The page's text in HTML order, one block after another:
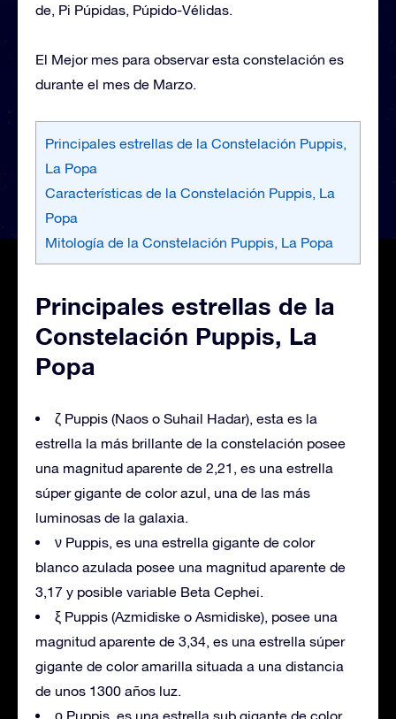
de, Pi Púpidas, Púpido-Vélidas.
El Mejor mes para observar esta constelación es
durante el mes de Marzo.
Principales estrellas de la Constelación Puppis,
La Popa
Características de la Constelación Puppis, La
Popa
Mitología de la Constelación Puppis, La Popa
Principales estrellas de la
Constelación Puppis, La
Popa
ζ Puppis (Naos o Suhail Hadar), esta es la
estrella la más brillante de la constelación posee
una magnitud aparente de 2,21, es una estrella
súper gigante de color azul, una de las más
luminosas de la galaxia.
ν Puppis, es una estrella gigante de color
blanco azulada posee una magnitud aparente de
3,17 y posible variable Beta Cephei.
ξ Puppis (Azmidiske o Asmidiske), posee una
magnitud aparente de 3,34, es una estrella súper
gigante de color amarilla situada a una distancia
de unos 1300 años luz.
ο Puppis, es una estrella sub gigante de color